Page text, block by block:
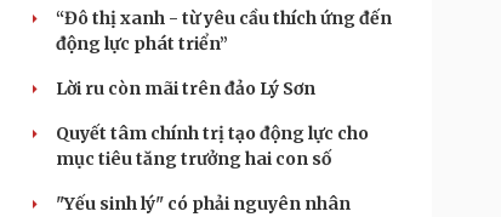
“Đô thị xanh - từ yêu cầu thích ứng đến
động lực phát triển”
Lời ru còn mãi trên đảo Lý Sơn
Quyết tâm chính trị tạo động lực cho
mục tiêu tăng trưởng hai con số
"Yếu sinh lý" có phải nguyên nhân